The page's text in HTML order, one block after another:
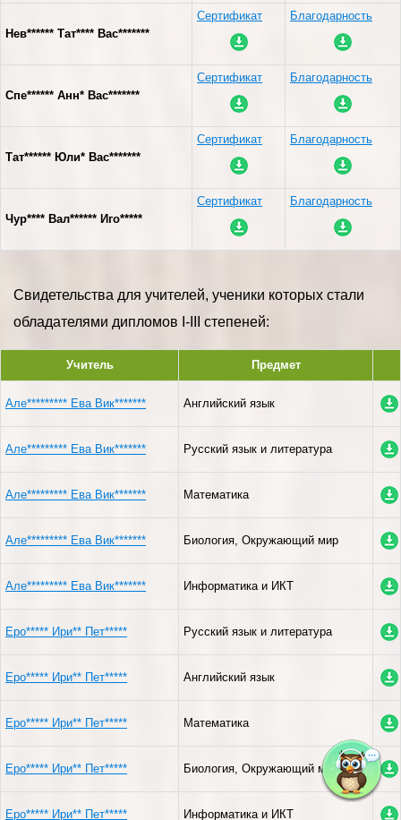
Нев****** Тат**** Вас*******
Сертификат Благодарность
Спе****** Анн* Вас*******
Сертификат Благодарность
Тат****** Юли* Вас*******
Сертификат Благодарность
Чур**** Вал****** Иго*****
Сертификат Благодарность
Свидетельства для учителей, ученики которых стали
обладателями дипломов I-III степеней:
Учитель Предмет
Але********* Ева Вик******* Английский язык
Але********* Ева Вик******* Русский язык и литература
Але********* Ева Вик******* Математика
Але********* Ева Вик******* Биология, Окружающий мир
Але********* Ева Вик******* Информатика и ИКТ
Еро***** Ири** Пет***** Русский язык и литература
Еро***** Ири** Пет***** Английский язык
Еро***** Ири** Пет***** Математика
Еро***** Ири** Пет***** Биология, Окружающий мир
Еро***** Ири** Пет***** Информатика и ИКТ